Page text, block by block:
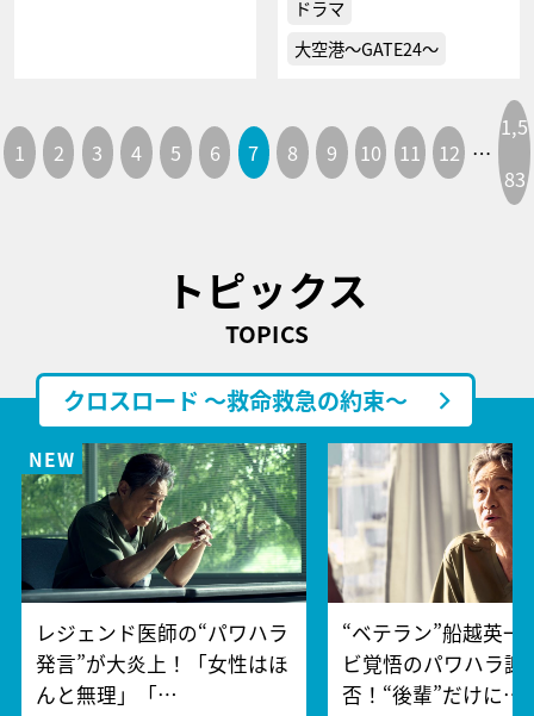
ドラマ
大空港～GATE24～
1 2 3 4 5 6 7 8 9 10 11 12 …
1,5
83
トピックス
TOPICS
クロスロード ～救命救急の約束～
レジェンド医師の“パワハラ
発言”が大炎上！「女性はほ
んと無理」「…
“ベテラン”船越英一
ビ覚悟のパワハラ謝
否！“後輩”だけに…